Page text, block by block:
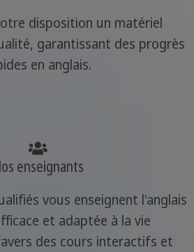
disposition un matériel
garantissant des progrès
en anglais.
enseignants
vous enseignent l'anglais
et adaptée à la vie
des cours interactifs et